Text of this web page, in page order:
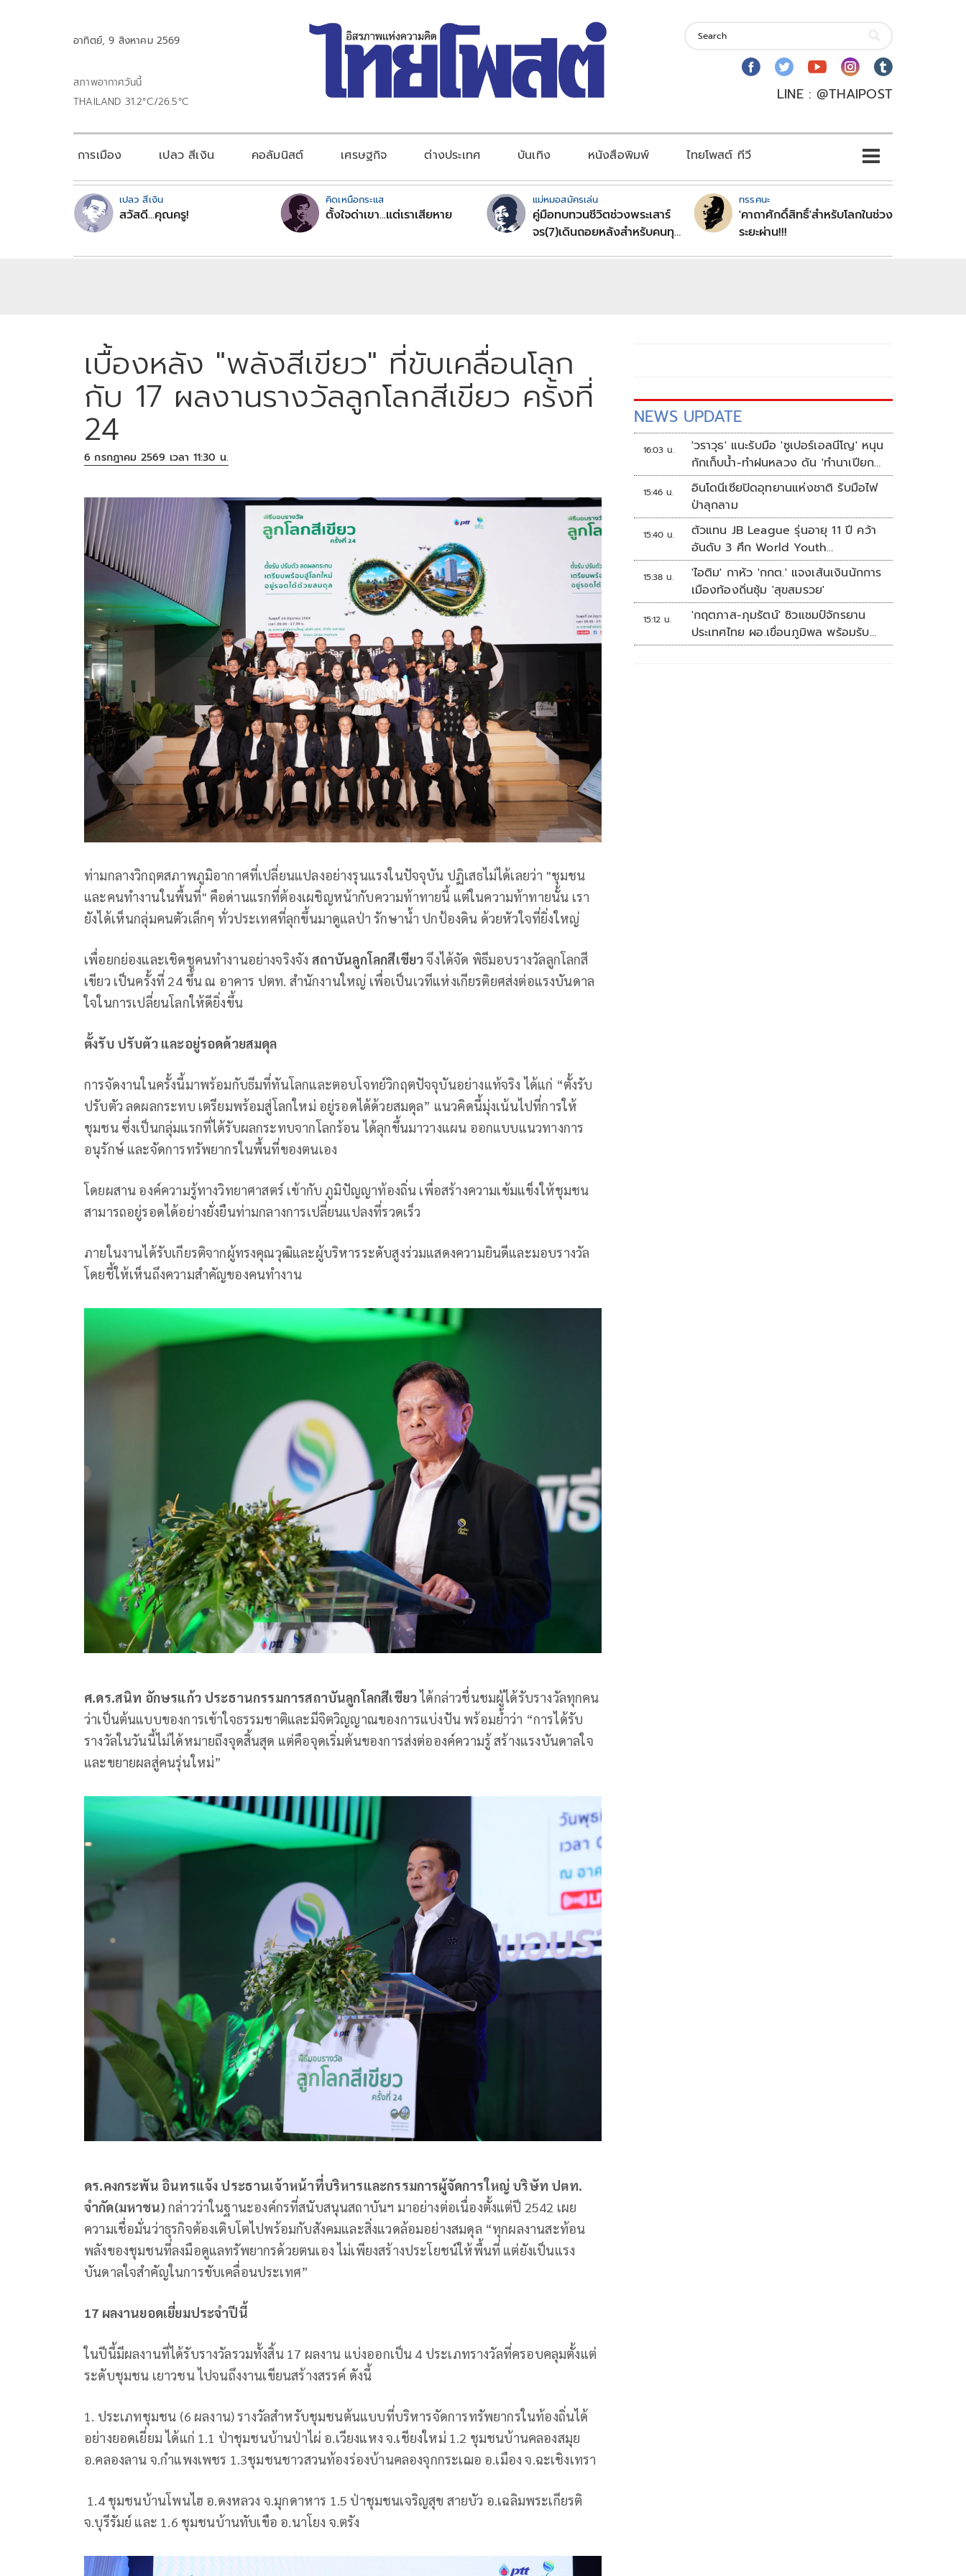
อาทิตย์, 9 สิงหาคม 2569
สภาพอากาศวันนี้
THAILAND 31.2°C/26.5°C
LINE : @THAIPOST
การเมือง เปลว สีเงิน คอลัมนิสต์ เศรษฐกิจ ต่างประเทศ บันเทิง หนังสือพิมพ์ ไทยโพสต์ ทีวี
เปลว สีเงิน
สวัสดี...คุณครู!
คิดเหนือกระแส
ตั้งใจด่าเขา...แต่เราเสียหาย
แม่หมอสมัครเล่น
คู่มือทบทวนชีวิตช่วงพระเสาร์
จร(7)เดินถอยหลังสำหรับคนทุก
ทรรศนะ
'คาถาศักดิ์สิทธิ์'สำหรับโลกในช่วง
ระยะผ่าน!!!
เบื้องหลัง "พลังสีเขียว" ที่ขับเคลื่อนโลก
กับ 17 ผลงานรางวัลลูกโลกสีเขียว ครั้งที่
24
6 กรกฎาคม 2569 เวลา 11:30 น.
ท่ามกลางวิกฤตสภาพภูมิอากาศที่เปลี่ยนแปลงอย่างรุนแรงในปัจจุบัน ปฏิเสธไม่ได้เลยว่า "ชุมชน
และคนทำงานในพื้นที่" คือด่านแรกที่ต้องเผชิญหน้ากับความท้าทายนี้ แต่ในความท้าทายนั้น เรา
ยังได้เห็นกลุ่มคนตัวเล็กๆ ทั่วประเทศที่ลุกขึ้นมาดูแลป่า รักษาน้ำ ปกป้องดิน ด้วยหัวใจที่ยิ่งใหญ่
เพื่อยกย่องและเชิดชูคนทำงานอย่างจริงจัง สถาบันลูกโลกสีเขียวจึงได้จัด พิธีมอบรางวัลลูกโลกสี
เขียว เป็นครั้งที่ 24 ขึ้น ณ อาคาร ปตท. สำนักงานใหญ่ เพื่อเป็นเวทีแห่งเกียรติยศส่งต่อแรงบันดาล
ใจในการเปลี่ยนโลกให้ดียิ่งขึ้น
ตั้งรับ ปรับตัว และอยู่รอดด้วยสมดุล
การจัดงานในครั้งนี้มาพร้อมกับธีมที่ทันโลกและตอบโจทย์วิกฤตปัจจุบันอย่างแท้จริง ได้แก่ “ตั้งรับ
ปรับตัว ลดผลกระทบ เตรียมพร้อมสู่โลกใหม่ อยู่รอดได้ด้วยสมดุล” แนวคิดนี้มุ่งเน้นไปที่การให้
ชุมชน ซึ่งเป็นกลุ่มแรกที่ได้รับผลกระทบจากโลกร้อน ได้ลุกขึ้นมาวางแผน ออกแบบแนวทางการ
อนุรักษ์ และจัดการทรัพยากรในพื้นที่ของตนเอง
โดยผสาน องค์ความรู้ทางวิทยาศาสตร์ เข้ากับ ภูมิปัญญาท้องถิ่น เพื่อสร้างความเข้มแข็งให้ชุมชน
สามารถอยู่รอดได้อย่างยั่งยืนท่ามกลางการเปลี่ยนแปลงที่รวดเร็ว
ภายในงานได้รับเกียรติจากผู้ทรงคุณวุฒิและผู้บริหารระดับสูงร่วมแสดงความยินดีและมอบรางวัล
โดยชี้ให้เห็นถึงความสำคัญของคนทำงาน
ศ.ดร.สนิท อักษรแก้ว ประธานกรรมการสถาบันลูกโลกสีเขียวได้กล่าวชื่นชมผู้ได้รับรางวัลทุกคน
ว่าเป็นต้นแบบของการเข้าใจธรรมชาติและมีจิตวิญญาณของการแบ่งปัน พร้อมย้ำว่า “การได้รับ
รางวัลในวันนี้ไม่ได้หมายถึงจุดสิ้นสุด แต่คือจุดเริ่มต้นของการส่งต่อองค์ความรู้ สร้างแรงบันดาลใจ
และขยายผลสู่คนรุ่นใหม่”
ดร.คงกระพัน อินทรแจ้ง ประธานเจ้าหน้าที่บริหารและกรรมการผู้จัดการใหญ่ บริษัท ปตท.
จำกัด(มหาชน)กล่าวว่าในฐานะองค์กรที่สนับสนุนสถาบันฯ มาอย่างต่อเนื่องตั้งแต่ปี 2542 เผย
ความเชื่อมั่นว่าธุรกิจต้องเติบโตไปพร้อมกับสังคมและสิ่งแวดล้อมอย่างสมดุล “ทุกผลงานสะท้อน
พลังของชุมชนที่ลงมือดูแลทรัพยากรด้วยตนเอง ไม่เพียงสร้างประโยชน์ให้พื้นที่ แต่ยังเป็นแรง
บันดาลใจสำคัญในการขับเคลื่อนประเทศ”
17 ผลงานยอดเยี่ยมประจำปีนี้
ในปีนี้มีผลงานที่ได้รับรางวัลรวมทั้งสิ้น 17 ผลงาน แบ่งออกเป็น 4 ประเภทรางวัลที่ครอบคลุมตั้งแต่
ระดับชุมชน เยาวชน ไปจนถึงงานเขียนสร้างสรรค์ ดังนี้
1. ประเภทชุมชน (6 ผลงาน) รางวัลสำหรับชุมชนต้นแบบที่บริหารจัดการทรัพยากรในท้องถิ่นได้
อย่างยอดเยี่ยม ได้แก่ 1.1 ป่าชุมชนบ้านป่าไผ่ อ.เวียงแหง จ.เชียงใหม่ 1.2 ชุมชนบ้านคลองสมุย
อ.คลองลาน จ.กำแพงเพชร 1.3ชุมชนชาวสวนท้องร่องบ้านคลองจุกกระเฌอ อ.เมือง จ.ฉะเชิงเทรา
1.4 ชุมชนบ้านโพนไฮ อ.ดงหลวง จ.มุกดาหาร 1.5 ป่าชุมชนเจริญสุข สายบัว อ.เฉลิมพระเกียรติ
จ.บุรีรัมย์ และ 1.6 ชุมชนบ้านทับเขือ อ.นาโยง จ.ตรัง
NEWS UPDATE
16:03 น.
'วราวุธ' แนะรับมือ 'ซูเปอร์เอลนีโญ' หนุน
กักเก็บน้ำ-ทำฝนหลวง ดัน 'ทำนาเปียก
สลับแห้ง'
15:46 น.
อินโดนีเซียปิดอุทยานแห่งชาติ รับมือไฟ
ป่าลุกลาม
15:40 น.
ตัวแทน JB League รุ่นอายุ 11 ปี คว้า
อันดับ 3 ศึก World Youth
Championship 2026 ที่สิงคโปร์
15:38 น.
'ไอติม' กาหัว 'กกต.' แจงเส้นเงินนักการ
เมืองท้องถิ่นซุ้ม 'สุขสมรวย'
15:12 น.
'กฤตภาส-ภุมรัตน์' ซิวแชมป์จักรยาน
ประเทศไทย ผอ.เขื่อนภูมิพล พร้อมรับ
เจ้าภาพต่อ ปี 2570